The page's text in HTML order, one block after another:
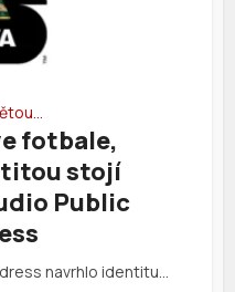
fotbale,
stojí
Public
navrhlo identitu…